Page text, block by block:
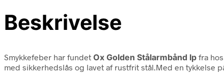
Beskrivelse
Smykkefeber har fundet Ox Golden Stålarmbånd Ip fra
med sikkerhedslås og lavet af rustfrit stål.Med en tykkelse